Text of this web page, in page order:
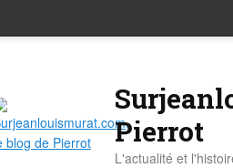
Pierrot
L'actualité et